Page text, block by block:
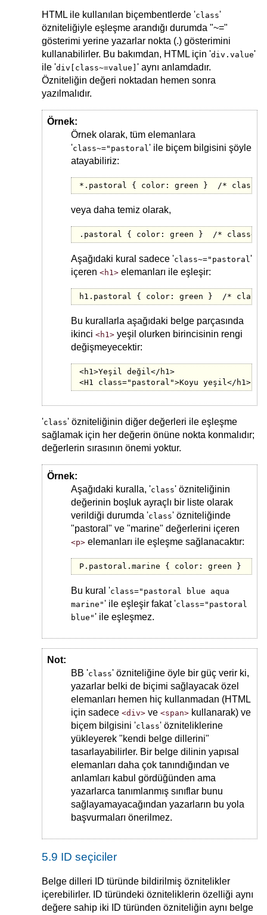
HTML ile kullanılan biçembentlerde 'class'
özniteliğiyle eşleşme arandığı durumda "~="
gösterimi yerine yazarlar nokta (.) gösterimini
kullanabilirler. Bu bakımdan, HTML için 'div.value'
ile 'div[class~=value] ' aynı anlamdadır.
Özniteliğin değeri noktadan hemen sonra
yazılmalıdır.
Örnek:
Örnek olarak, tüm elemanlara
'class~="pastoral ' ile biçem bilgisini şöyle
atayabiliriz:
*.pastoral { color: green }  /*
veya daha temiz olarak,
.pastoral { color: green }  /*
Aşağıdaki kural sadece 'class~="pastoral '
içeren <h1> elemanları ile eşleşir:
h1.pastoral { color: green }  /*
Bu kurallarla aşağıdaki belge parçasında
ikinci <h1> yeşil olurken birincisinin rengi
değişmeyecektir:
<h1>Yeşil değil</h1>
<H1 class="pastoral">Koyu yeşil</h1>
'class' özniteliğinin diğer değerleri ile eşleşme
sağlamak için her değerin önüne nokta konmalıdır;
değerlerin sırasının önemi yoktur.
Örnek:
Aşağıdaki kuralla, 'class' özniteliğinin
değerinin boşluk ayraçlı bir liste olarak
verildiği durumda 'class' özniteliğinde
"pastoral" ve "marine" değerlerini içeren
<p> elemanları ile eşleşme sağlanacaktır:
P.pastoral.marine { color: green }
Bu kural 'class="pastoral blue aqua
marine"' ile eşleşir fakat 'class="pastoral
blue"' ile eşleşmez.
Not:
BB 'class' özniteliğine öyle bir güç verir ki,
yazarlar belki de biçimi sağlayacak özel
elemanları hemen hiç kullanmadan (HTML
için sadece <div> ve <span> kullanarak) ve
biçem bilgisini 'class' özniteliklerine
yükleyerek "kendi belge dillerini"
tasarlayabilirler. Bir belge dilinin yapısal
elemanları daha çok tanındığından ve
anlamları kabul gördüğünden ama
yazarlarca tanımlanmış sınıflar bunu
sağlayamayacağından yazarların bu yola
başvurmaları önerilmez.
5.9 ID seçiciler
Belge dilleri ID türünde bildirilmiş öznitelikler
içerebilirler. ID türündeki özniteliklerin özelliği aynı
değere sahip iki ID türünden özniteliğin aynı belge